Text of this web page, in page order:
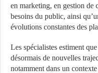
en marketing, en gestion de
besoins du public, ainsi
évolutions constantes des
Les spécialistes estiment
désormais de nouvelles
notamment dans un